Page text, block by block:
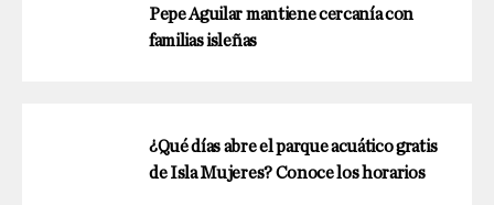
Pepe Aguilar mantiene cercanía con
familias isleñas
¿Qué días abre el parque acuático gratis
de Isla Mujeres? Conoce los horarios